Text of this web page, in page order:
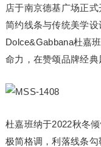
店于南京德基广场正
简约线条与传统美学
Dolce&Gabbana杜嘉
命力，在赞颂品牌经典
杜嘉班纳于2022秋冬
极简格调，利落线条